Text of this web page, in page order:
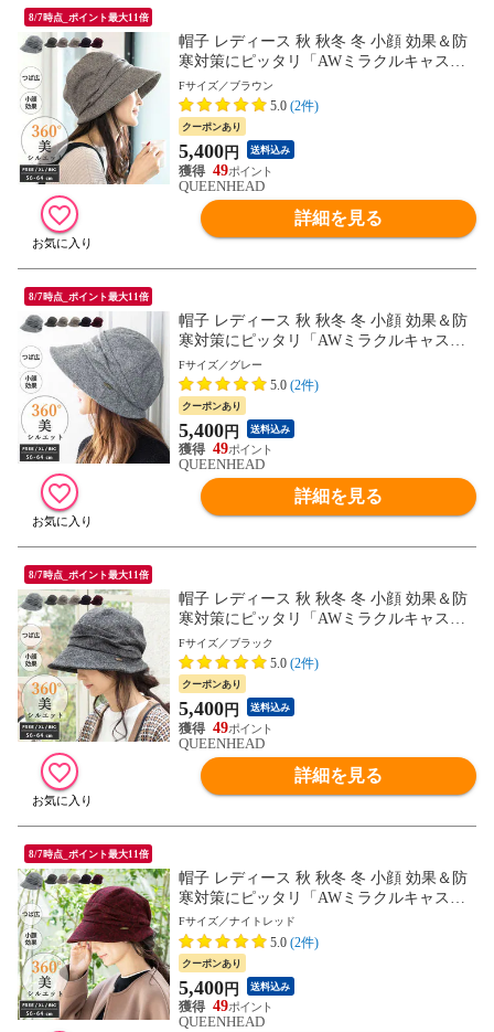
8/7時点_ポイント最大11倍
帽子 レディース 秋 秋冬 冬 小顔 効果＆防
寒対策にピッタリ「AWミラクルキャスダ
ウンHAT」【フリー56-58cm-ブラウン】
Fサイズ／ブラウン
5.0 (2件)
クーポンあり
5,400円 送料込み
49
QUEENHEAD
詳細を見る
8/7時点_ポイント最大11倍
帽子 レディース 秋 秋冬 冬 小顔 効果＆防
寒対策にピッタリ「AWミラクルキャスダ
ウンHAT」【フリー56-58cm-グレー】
Fサイズ／グレー
5.0 (2件)
クーポンあり
5,400円 送料込み
49
QUEENHEAD
詳細を見る
8/7時点_ポイント最大11倍
帽子 レディース 秋 秋冬 冬 小顔 効果＆防
寒対策にピッタリ「AWミラクルキャスダ
ウンHAT」【フリー56-58cm-ブラック】
Fサイズ／ブラック
5.0 (2件)
クーポンあり
5,400円 送料込み
49
QUEENHEAD
詳細を見る
8/7時点_ポイント最大11倍
帽子 レディース 秋 秋冬 冬 小顔 効果＆防
寒対策にピッタリ「AWミラクルキャスダ
ウンHAT」【フリー56-58cm-ナイトレッ
ド】
Fサイズ／ナイトレッド
5.0 (2件)
クーポンあり
5,400円 送料込み
49
QUEENHEAD